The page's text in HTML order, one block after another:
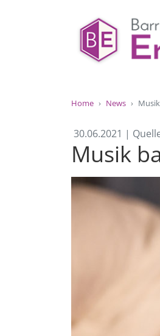
Home News
30.06.2021 |
Musik